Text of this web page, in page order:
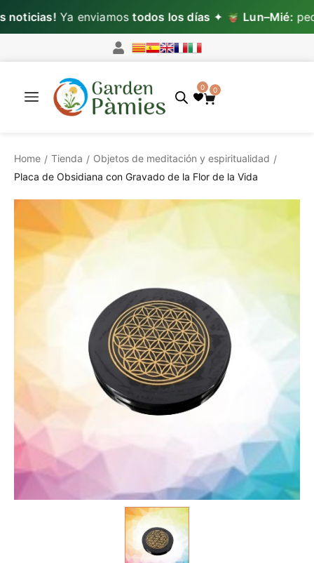
Ya enviamostodos los días✦ Lun–Mié:
0 0
Home / Tienda / Objetos de meditación y espiritualidad /
Placa de Obsidiana con Gravado de la Flor de la Vida